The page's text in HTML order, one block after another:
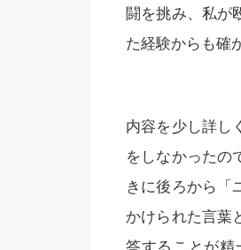
闘を挑み、私が
た経験からも確
内容を少し詳し
をしなかったの
きに後ろから「
かけられた言葉